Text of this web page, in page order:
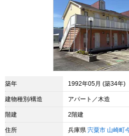
築年 1992年05月 (築34年)
建物種別/構造 アパート／木造
階建 2階建
住所 兵庫県 宍粟市 山崎町